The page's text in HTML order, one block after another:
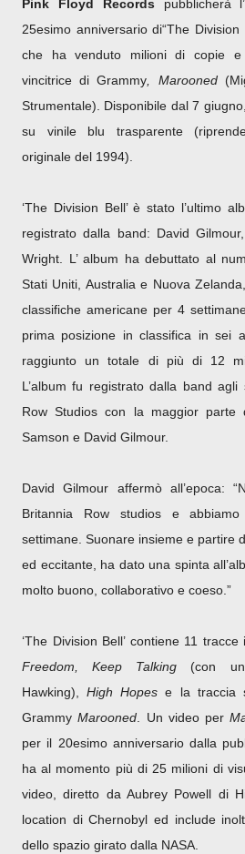
Pink Floyd Records pubblicherà
25esimo anniversario di“The Division
che ha venduto milioni di copie
vincitrice di Grammy, Marooned
Strumentale). Disponibile dal 7
su vinile blu trasparente
originale del 1994).
‘The Division Bell’ è stato l’ultimo
registrato dalla band: David
Wright. L’ album ha debuttato al
Stati Uniti, Australia e Nuova
classifiche americane per 4
prima posizione in classifica in sei
raggiunto un totale di più di 12
L’album fu registrato dalla band
Row Studios con la maggior
Samson e David Gilmour.
David Gilmour affermò all’epoca:
Britannia Row studios e
settimane. Suonare insieme e partire
ed eccitante, ha dato una spinta
molto buono, collaborativo e coeso.”
‘The Division Bell’ contiene 11
Freedom, Keep Talking (con un
Hawking),High Hopes e la traccia
GrammyMarooned. Un video per
per il 20esimo anniversario dalla
ha al momento più di 25 milioni di
video, diretto da Aubrey Powell di
location di Chernobyl ed include
dello spazio girato dalla NASA.